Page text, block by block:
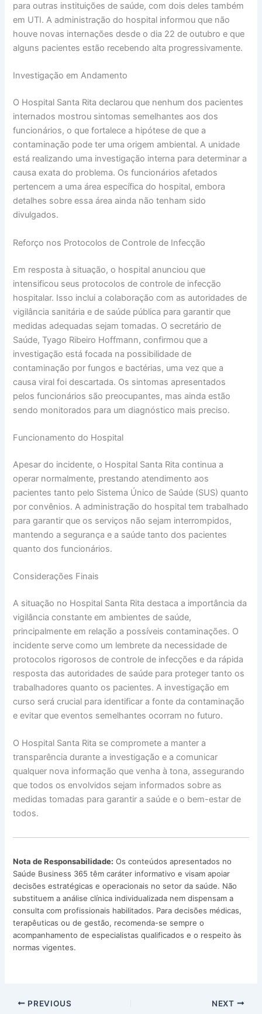
para outras instituições de saúde, com dois deles também
em UTI. A administração do hospital informou que não
houve novas internações desde o dia 22 de outubro e que
alguns pacientes estão recebendo alta progressivamente.
Investigação em Andamento
O Hospital Santa Rita declarou que nenhum dos pacientes
internados mostrou sintomas semelhantes aos dos
funcionários, o que fortalece a hipótese de que a
contaminação pode ter uma origem ambiental. A unidade
está realizando uma investigação interna para determinar a
causa exata do problema. Os funcionários afetados
pertencem a uma área específica do hospital, embora
detalhes sobre essa área ainda não tenham sido
divulgados.
Reforço nos Protocolos de Controle de Infecção
Em resposta à situação, o hospital anunciou que
intensificou seus protocolos de controle de infecção
hospitalar. Isso inclui a colaboração com as autoridades de
vigilância sanitária e de saúde pública para garantir que
medidas adequadas sejam tomadas. O secretário de
Saúde, Tyago Ribeiro Hoffmann, confirmou que a
investigação está focada na possibilidade de
contaminação por fungos e bactérias, uma vez que a
causa viral foi descartada. Os sintomas apresentados
pelos funcionários são preocupantes, mas ainda estão
sendo monitorados para um diagnóstico mais preciso.
Funcionamento do Hospital
Apesar do incidente, o Hospital Santa Rita continua a
operar normalmente, prestando atendimento aos
pacientes tanto pelo Sistema Único de Saúde (SUS) quanto
por convênios. A administração do hospital tem trabalhado
para garantir que os serviços não sejam interrompidos,
mantendo a segurança e a saúde tanto dos pacientes
quanto dos funcionários.
Considerações Finais
A situação no Hospital Santa Rita destaca a importância da
vigilância constante em ambientes de saúde,
principalmente em relação a possíveis contaminações. O
incidente serve como um lembrete da necessidade de
protocolos rigorosos de controle de infecções e da rápida
resposta das autoridades de saúde para proteger tanto os
trabalhadores quanto os pacientes. A investigação em
curso será crucial para identificar a fonte da contaminação
e evitar que eventos semelhantes ocorram no futuro.
O Hospital Santa Rita se compromete a manter a
transparência durante a investigação e a comunicar
qualquer nova informação que venha à tona, assegurando
que todos os envolvidos sejam informados sobre as
medidas tomadas para garantir a saúde e o bem-estar de
todos.
Nota de Responsabilidade: Os conteúdos apresentados no
Saúde Business 365 têm caráter informativo e visam apoiar
decisões estratégicas e operacionais no setor da saúde. Não
substituem a análise clínica individualizada nem dispensam a
consulta com profissionais habilitados. Para decisões médicas,
terapêuticas ou de gestão, recomenda-se sempre o
acompanhamento de especialistas qualificados e o respeito às
normas vigentes.
PREVIOUS NEXT